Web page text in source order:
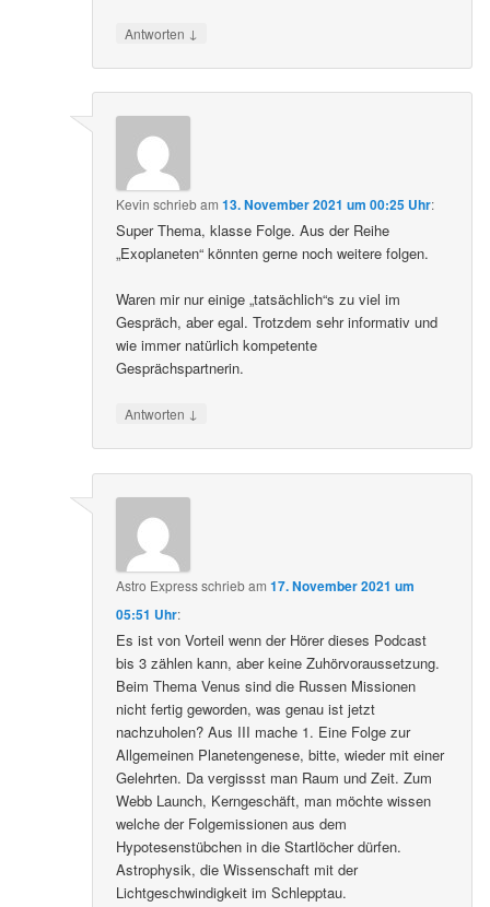
Antworten ↓
Kevin schriebam13. November 2021 um 00:25 Uhr:
Super Thema, klasse Folge. Aus der Reihe
„Exoplaneten“ könnten gerne noch weitere folgen.
Waren mir nur einige „tatsächlich“s zu viel im
Gespräch, aber egal. Trotzdem sehr informativ und
wie immer natürlich kompetente
Gesprächspartnerin.
Antworten ↓
Astro Expressschriebam17. November 2021 um
05:51 Uhr:
Es ist von Vorteil wenn der Hörer dieses Podcast
bis 3 zählen kann, aber keine Zuhörvoraussetzung.
Beim Thema Venus sind die Russen Missionen
nicht fertig geworden, was genau ist jetzt
nachzuholen? Aus III mache 1. Eine Folge zur
Allgemeinen Planetengenese, bitte, wieder mit einer
Gelehrten. Da vergissst man Raum und Zeit. Zum
Webb Launch, Kerngeschäft, man möchte wissen
welche der Folgemissionen aus dem
Hypotesenstübchen in die Startlöcher dürfen.
Astrophysik, die Wissenschaft mit der
Lichtgeschwindigkeit im Schlepptau.